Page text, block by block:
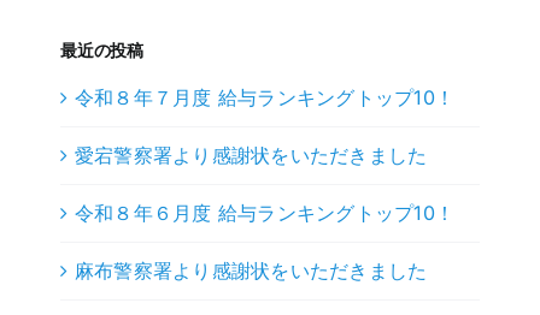
最近の投稿
令和８年７月度 給与ランキングトップ10！
愛宕警察署より感謝状をいただきました
令和８年６月度 給与ランキングトップ10！
麻布警察署より感謝状をいただきました